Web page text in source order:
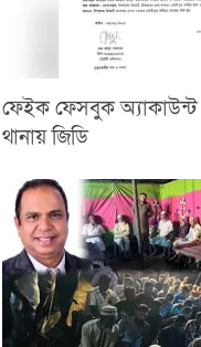
ফেইক ফেসবুক অ্যাকাউন্ট
থানায় জিডি